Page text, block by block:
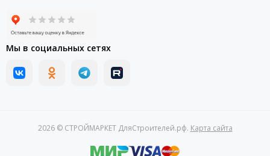
Мы в социальных сетях
2026 © СТРОЙМАРКЕТ ДляСтроителей.рф. Карта сайта